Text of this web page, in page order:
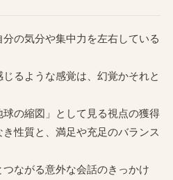
の気分や集中力を左右している
るような感覚は、幻覚かそれと
の縮図」として見る視点の獲得
性質と、満足や充足のバランス
ながる意外な会話のきっかけ